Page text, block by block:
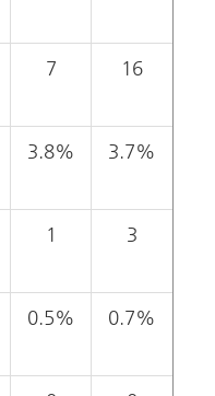
7 16
3.8% 3.7%
1 3
0.5% 0.7%